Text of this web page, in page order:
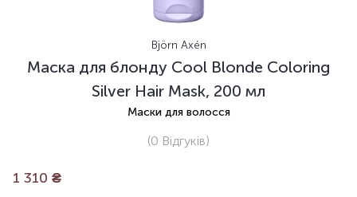
Björn Axén
Маска для блонду Cool Blonde Coloring
Silver Hair Mask, 200 мл
Маски для волосся
(0 Відгуків)
1 310 ₴